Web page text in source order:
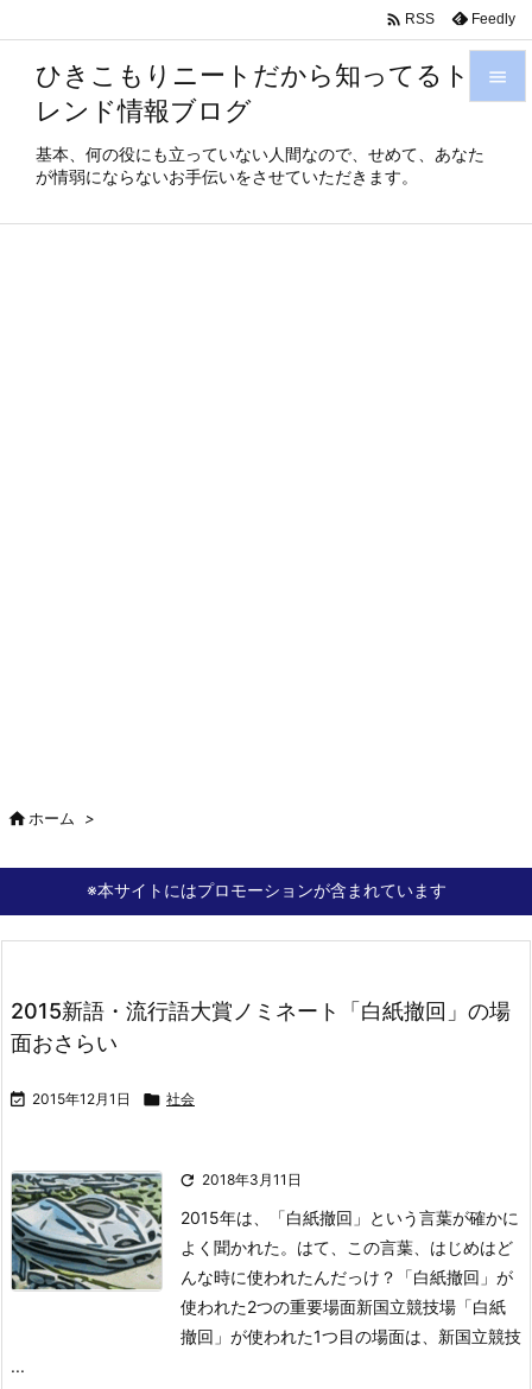
ひきこもりニートだから知ってるト
レンド情報ブログ
基本、何の役にも立っていない人間なので、せめて、あなた
が情弱にならないお手伝いをさせていただきます。

メニュ
 RSS Feedly
ホーム >
※本サイトにはプロモーションが含まれています
2015新語・流行語大賞ノミネート「白紙撤回」の場
面おさらい
 2015年12月1日  社会
 2018年3月11日
2015年は、「白紙撤回」という言葉が確かに
よく聞かれた。 はて、この言葉、はじめはど
んな時に使われたんだっけ？
「白紙撤回」が
使われた2つの重要場面新国立競技場 「白紙
撤回」が使われた1つ目の場面は、新国立競技
...